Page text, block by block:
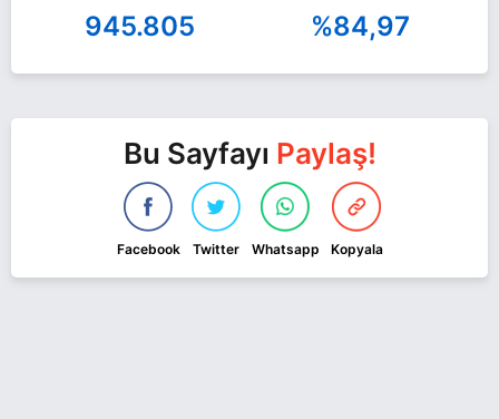
945.805 %84,97
Bu Sayfayı Paylaş!
Facebook Twitter Whatsapp Kopyala